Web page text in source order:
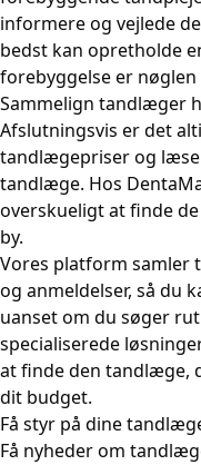
informere og vejlede
bedst kan opretholde
forebyggelse er
Sammelign tandlæger
Afslutningsvis er det
tandlægepriser og
tandlæge. Hos
overskueligt at finde
by.
Vores platform samler
og anmeldelser, så du
uanset om du søger
specialiserede
at finde den tandlæge,
dit budget.
Få styr på dine
Få nyheder om